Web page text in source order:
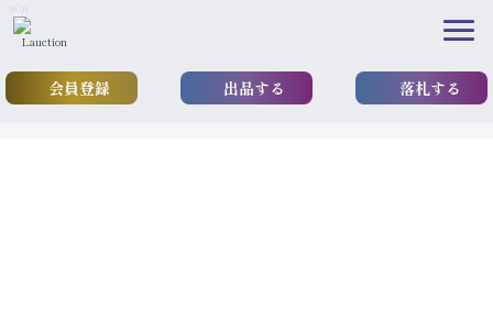
会員登録 出品する 落札する